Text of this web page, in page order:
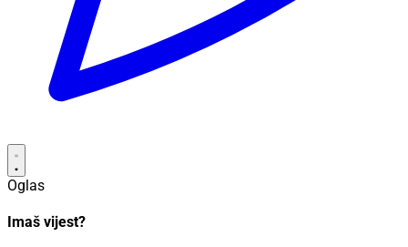
Oglas
Imaš vijest?